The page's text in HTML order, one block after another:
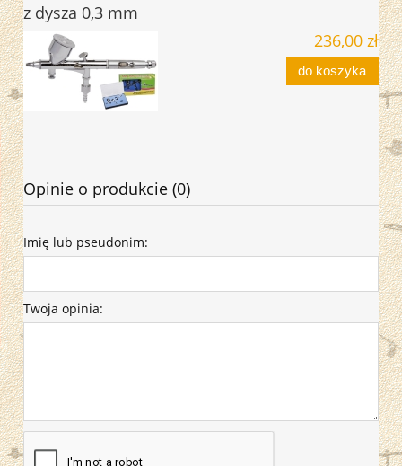
z dysza 0,3 mm
236,00 zł
do koszyka
Opinie o produkcie (0)
Imię lub pseudonim:
Twoja opinia: